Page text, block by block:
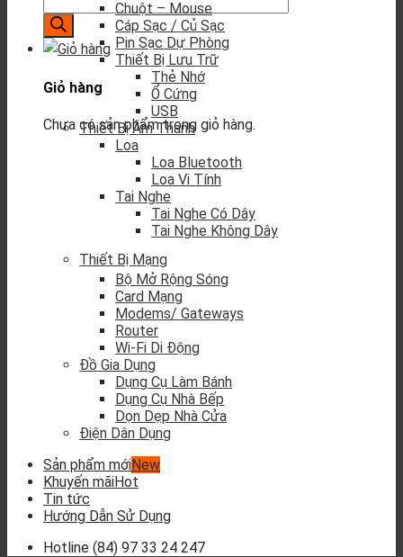
Giỏ hàng
Chưa có sản phẩm trong giỏ hàng.
Chuột – Mouse
Cáp Sạc / Củ Sạc
Pin Sạc Dự Phòng
Thiết Bị Lưu Trữ
Thẻ Nhớ
Ổ Cứng
USB
Thiết Bị Âm Thanh
Loa
Loa Bluetooth
Loa Vi Tính
Tai Nghe
Tai Nghe Có Dây
Tai Nghe Không Dây
Thiết Bị Mạng
Bộ Mở Rộng Sóng
Card Mạng
Modems/ Gateways
Router
Wi-Fi Di Động
Đồ Gia Dụng
Dụng Cụ Làm Bánh
Dụng Cụ Nhà Bếp
Dọn Dẹp Nhà Cửa
Điện Dân Dụng
Sản phẩm mới
Khuyến mãi
Tin tức
Hướng Dẫn Sử Dụng
Hotline (84) 97 33 24 247